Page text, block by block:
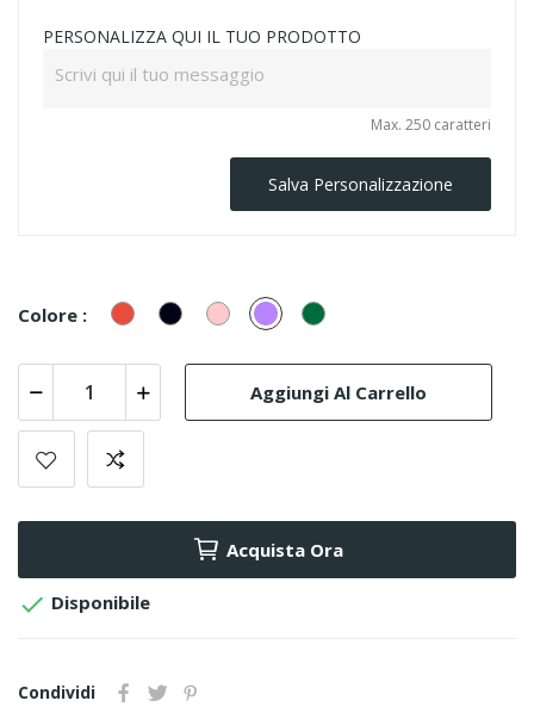
PERSONALIZZA QUI IL TUO PRODOTTO
Max. 250 caratteri
Salva Personalizzazione
Colore : RossoNero Rosa Lilla Smeraldo
Aggiungi Al Carrello
Acquista Ora
 Disponibile
Condividi